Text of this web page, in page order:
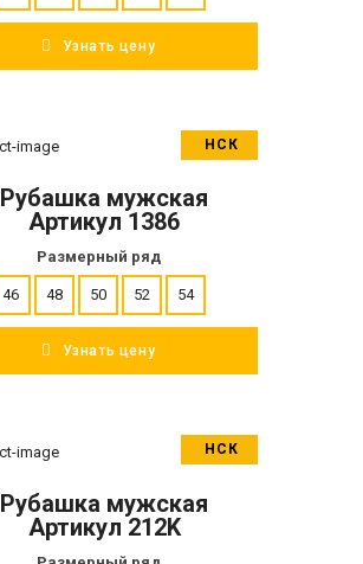
Узнать цену
НСК
ПОДРОБНЕЕ
Рубашка мужская
Артикул 1386
Размерный ряд
46 48 50 52 54
Узнать цену
НСК
ПОДРОБНЕЕ
Рубашка мужская
Артикул 212K